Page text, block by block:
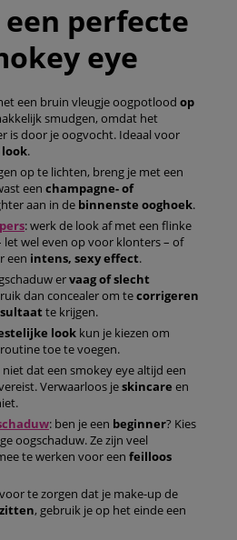
perfecte
eye
een bruin vleugje oogpotlood op
smudgen, omdat het
is door je oogvocht. Ideaal voor
look.
op te lichten, breng je met een
een champagne- of
aan in de binnenste ooghoek.
: werk de look af met een flinke
let wel even op voor klonters – of
een intens, sexy effect.
ervaag of slecht
dan concealer om tecorrigeren
te krijgen.
look kun je kiezen om
toe te voegen.
niet dat een smokey eye altijd een
Verwaarloos jeskincare en
: ben je een beginner? Kies
oogschaduw. Ze zijn veel
te werken voor een feilloos
te zorgen dat je make-up de
, gebruik je op het einde een